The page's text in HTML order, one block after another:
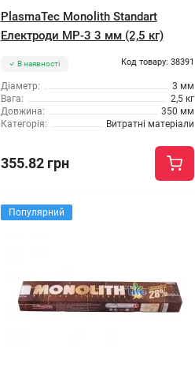
PlasmaTec Monolith Standart
Електроди МР-3 3 мм (2,5 кг)
В наявності Код товару: 38391
Діаметр:
3 мм
Вага:
2,5 кг
Довжина:
350 мм
Категорія:
Витратні матеріали
355.82 грн
Популярний